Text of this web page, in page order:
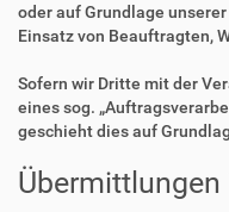
oder auf Grundlage
Einsatz von Beauftragten,
Sofern wir Dritte mit der
eines sog.
geschieht dies auf